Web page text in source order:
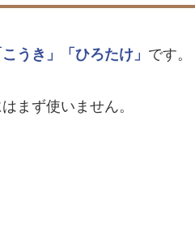
こうき」 「ひろたけ」 です。
まず使いません。